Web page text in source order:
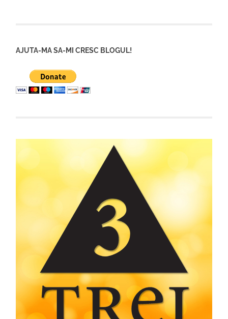
AJUTA-MA SA-MI CRESC BLOGUL!